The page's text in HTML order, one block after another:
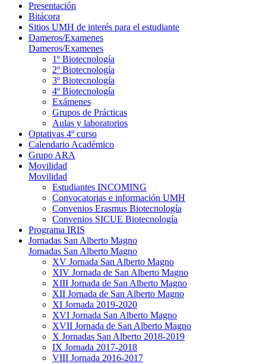
Presentación
Bitácora
Sitios UMH de interés para el estudiante
Dameros/Examenes
Dameros/Examenes
1º Biotecnología
2º Biotecnología
3º Biotecnología
4º Biotecnología
Exámenes
Grupos de Prácticas
Aulas y laboratorios
Optativas 4º curso
Calendario Académico
Grupo ARA
Movilidad
Movilidad
Estudiantes INCOMING
Convocatorias e información UMH
Convenios Erasmus Biotecnología
Convenios SICUE Biotecnología
Programa IRIS
Jornadas San Alberto Magno
Jornadas San Alberto Magno
XV Jornada San Alberto Magno
XIV Jornada de San Alberto Magno
XIII Jornada de San Alberto Magno
XII Jornada de San Alberto Magno
XI Jornada 2019-2020
XVI Jornada San Alberto Magno
XVII Jornada de San Alberto Magno
X Jornadas San Alberto 2018-2019
IX Jornada 2017-2018
VIII Jornada 2016-2017